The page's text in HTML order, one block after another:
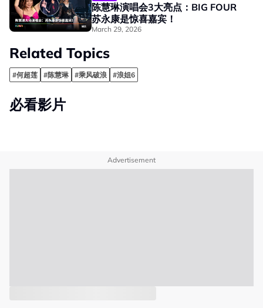
陈慧琳演唱会3大亮点：BIG FOUR
苏永康是惊喜嘉宾！
March 29, 2026
Related Topics
#何超莲 #陈慧琳 #乘风破浪 #浪姐6
必看影片
Advertisement